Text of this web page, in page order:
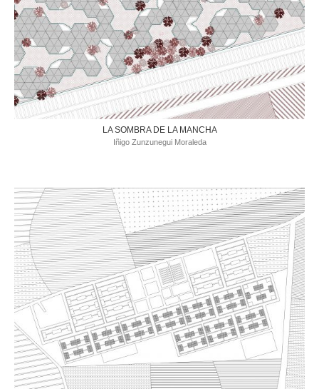
visión vivienda vivienda adosada vivienda en
altura vivienda minima vivienda social vivienda temporal
yoga
LA SOMBRA DE LA MANCHA
Iñigo Zunzunegui Moraleda